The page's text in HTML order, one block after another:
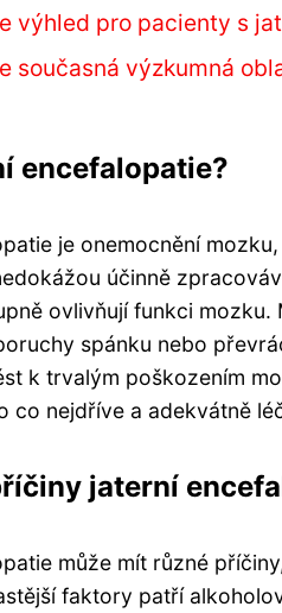
výhled pro pacienty s
současná výzkumná
encefalopatie?
je onemocnění
účinně
ovlivňují funkci
spánku nebo
k trvalým poškozením
co nejdříve a adekvátně
jaterní
může mít různé
faktory patří